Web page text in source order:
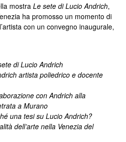
mostra Le sete di Lucio Andrich,
ha promosso un momento di
con un convegno inaugurale,
di Lucio Andrich
artista poliedrico e docente
con Andrich alla
a Murano
una tesi su Lucio Andrich?
dell’arte nella Venezia del